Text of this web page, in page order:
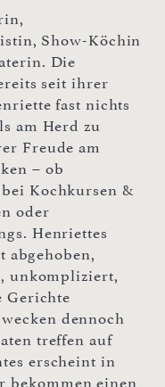
Show-Köchin
Die
seit ihrer
fast nichts
am Herd zu
Freude am
– ob
Kochkursen &
oder
Henriettes
abgehoben,
unkompliziert,
Gerichte
dennoch
treffen auf
erscheint in
bekommen einen